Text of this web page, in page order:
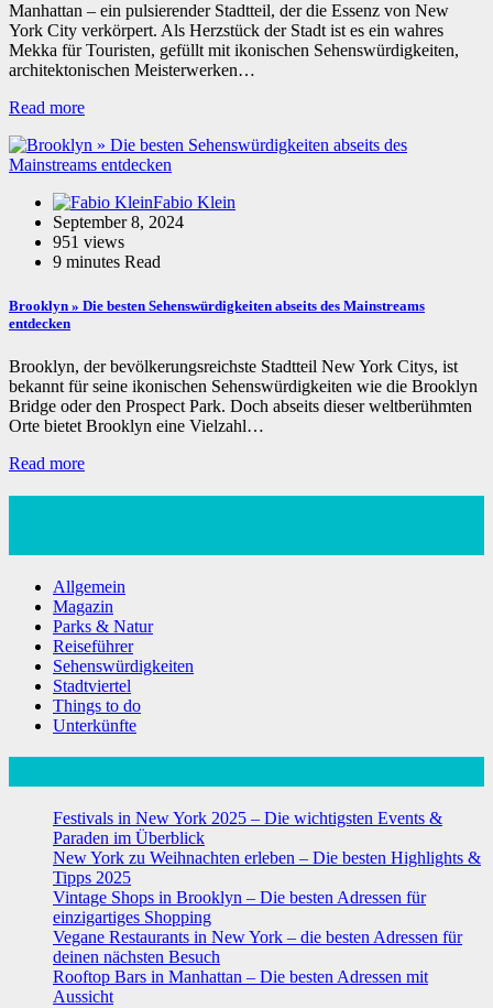
Manhattan – ein pulsierender Stadtteil, der die Essenz von New
York City verkörpert. Als Herzstück der Stadt ist es ein wahres
Mekka für Touristen, gefüllt mit ikonischen Sehenswürdigkeiten,
architektonischen Meisterwerken…
Read more
Fabio Klein
September 8, 2024
951 views
9 minutes Read
Brooklyn » Die besten Sehenswürdigkeiten abseits des Mainstreams
entdecken
Brooklyn, der bevölkerungsreichste Stadtteil New York Citys, ist
bekannt für seine ikonischen Sehenswürdigkeiten wie die Brooklyn
Bridge oder den Prospect Park. Doch abseits dieser weltberühmten
Orte bietet Brooklyn eine Vielzahl…
Read more
Allgemein
Magazin
Parks & Natur
Reiseführer
Sehenswürdigkeiten
Stadtviertel
Things to do
Unterkünfte
Festivals in New York 2025 – Die wichtigsten Events &
Paraden im Überblick
New York zu Weihnachten erleben – Die besten Highlights &
Tipps 2025
Vintage Shops in Brooklyn – Die besten Adressen für
einzigartiges Shopping
Vegane Restaurants in New York – die besten Adressen für
deinen nächsten Besuch
Rooftop Bars in Manhattan – Die besten Adressen mit
Aussicht